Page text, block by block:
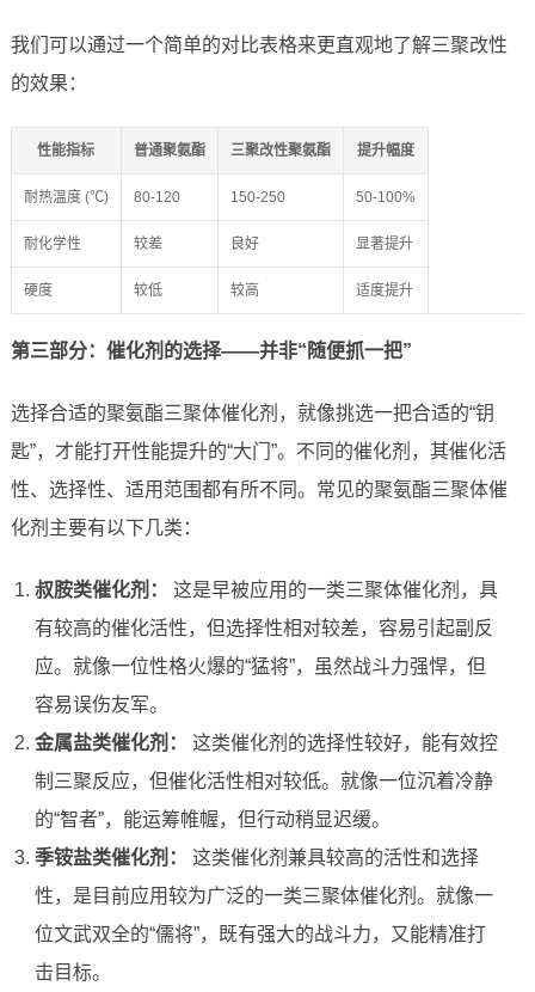
我们可以通过一个简单的对比表格来更直观地了解三聚改性
的效果：
性能指标 普通聚氨酯 三聚改性聚氨酯 提升幅度
耐热温度 (℃) 80-120 150-250 50-100%
耐化学性 较差 良好 显著提升
硬度 较低 较高 适度提升
第三部分：催化剂的选择——并非“随便抓一把”
选择合适的聚氨酯三聚体催化剂，就像挑选一把合适的“钥
匙”，才能打开性能提升的“大门”。不同的催化剂，其催化活
性、选择性、适用范围都有所不同。常见的聚氨酯三聚体催
化剂主要有以下几类：
叔胺类催化剂：
这是早被应用的一类三聚体催化剂，具
有较高的催化活性，但选择性相对较差，容易引起副反
应。就像一位性格火爆的“猛将”，虽然战斗力强悍，但
容易误伤友军。
金属盐类催化剂：
这类催化剂的选择性较好，能有效控
制三聚反应，但催化活性相对较低。就像一位沉着冷静
的“智者”，能运筹帷幄，但行动稍显迟缓。
季铵盐类催化剂：
这类催化剂兼具较高的活性和选择
性，是目前应用较为广泛的一类三聚体催化剂。就像一
位文武双全的“儒将”，既有强大的战斗力，又能精准打
击目标。